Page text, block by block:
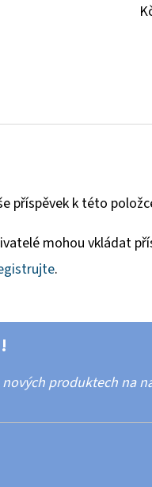
příspěvek k této
mohou vkládat
.
produktech na